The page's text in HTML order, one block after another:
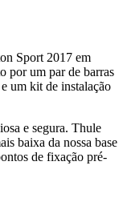
Sport 2017 em
por um par de barras
um kit de instalação
e segura. Thule
baixa da nossa base
de fixação pré-